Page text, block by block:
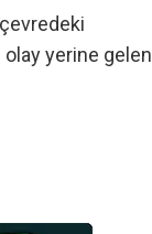
olay yerine gelen